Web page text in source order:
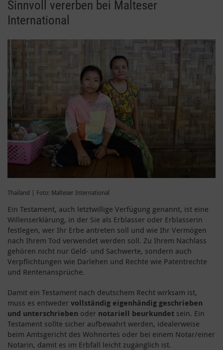
Sinnvoll vererben bei Malteser
International
Thailand | Foto: Malteser International
Ein Testament, auch letztwillige Verfügung genannt, ist eine
Willenserklärung, in der Sie als Erblasser oder Erblasserin
festlegen, wer Ihr Erbe antreten soll und wie Ihr Vermögen
nach Ihrem Tod verwendet werden soll. Zu Ihrem Nachlass
gehören nicht nur Geld- und Sachwerte, sondern auch
Verpflichtungen wie Darlehen und Rechte wie Patentrechte
und Rentenansprüche.
Damit ein Testament nach deutschem Recht wirksam ist,
muss es entweder vollständig eigenhändig geschrieben
und unterschrieben oder notariell beurkundet sein. Ein
Testament sollte sicher aufbewahrt werden, idealerweise
beim Amtsgericht des Wohnortes oder bei einem Notar/einer
Notarin, damit es im Erbfall leicht zugänglich ist.